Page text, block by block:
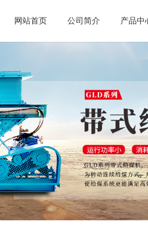
网站首页 公司简介 产品中